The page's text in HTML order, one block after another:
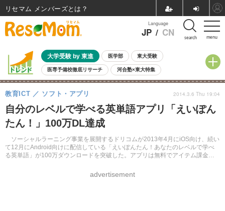
menu
Language
JP / CN search
大学受験 by 東進 医学部 東大受験
医専予備校徹底リサーチ 河合塾×東大特集
親子で考える大学選び 高校受験 中学受験 小学校受験
共通テスト 夏休み 8月開催学校説明会・相談会
8月開催イベント・WS 全国公立高校 過去問 人気記事
自由研究教材（小学生向け） 自由研究教材（中学生向け）
自分のレベルで学べる英単語アプリ「えいぽん
たん！」100万DL達成
ソーシャルラーニング事業を展開するドリコムが2013年4月にiOS向け、続い
て12月にAndroid向けに配信している「えいぽんたん！あなたのレベルで学べ
る英単語」が100万ダウンロードを突破した。アプリは無料でアイテム課金制
教育ICT ソフト・アプリ
advertisement
2014.3.6 Thu 19:04
リセマム メンバーズ